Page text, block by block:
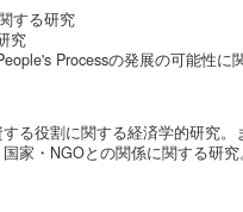
する研究
究
Processの発展の可能性に
る役割に関する経済学的研究。
家・NGOとの関係に関する研